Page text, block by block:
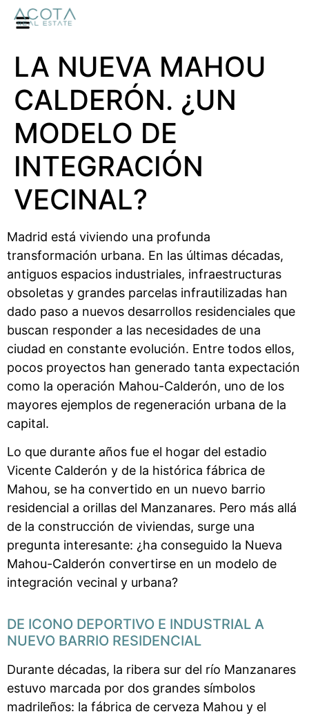
LA NUEVA MAHOU
CALDERÓN. ¿UN
MODELO DE
INTEGRACIÓN
VECINAL?
Madrid está viviendo una profunda
transformación urbana. En las últimas décadas,
antiguos espacios industriales, infraestructuras
obsoletas y grandes parcelas infrautilizadas han
dado paso a nuevos desarrollos residenciales que
buscan responder a las necesidades de una
ciudad en constante evolución. Entre todos ellos,
pocos proyectos han generado tanta expectación
como la operación Mahou-Calderón, uno de los
mayores ejemplos de regeneración urbana de la
capital.
Lo que durante años fue el hogar del estadio
Vicente Calderón y de la histórica fábrica de
Mahou, se ha convertido en un nuevo barrio
residencial a orillas del Manzanares. Pero más allá
de la construcción de viviendas, surge una
pregunta interesante: ¿ha conseguido la Nueva
Mahou-Calderón convertirse en un modelo de
integración vecinal y urbana?
DE ICONO DEPORTIVO E INDUSTRIAL A
NUEVO BARRIO RESIDENCIAL
Durante décadas, la ribera sur del río Manzanares
estuvo marcada por dos grandes símbolos
madrileños: la fábrica de cerveza Mahou y el